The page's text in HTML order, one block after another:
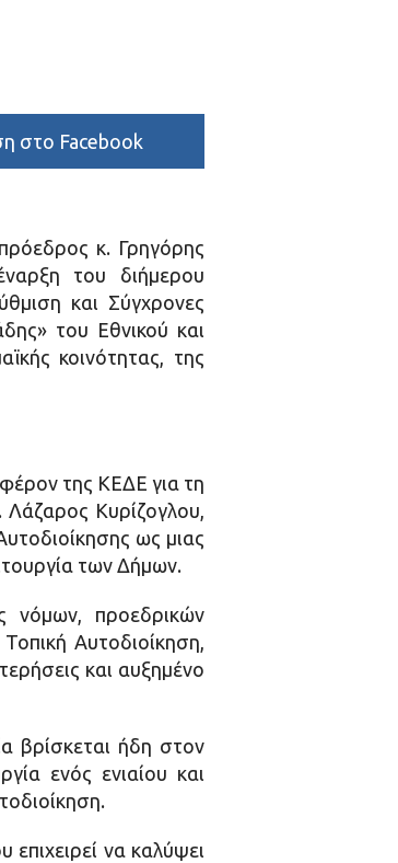
στο Facebook
κ. Γρηγόρης
του διήμερου
και Σύγχρονες
του Εθνικού και
κοινότητας, της
της ΚΕΔΕ για τη
Κυρίζογλου,
ως μιας
των Δήμων.
νόμων, προεδρικών
Αυτοδιοίκηση,
και αυξημένο
βρίσκεται ήδη στον
ενός ενιαίου και
να καλύψει